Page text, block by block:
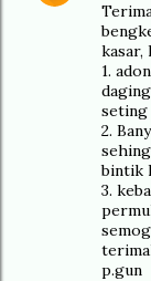
kasar,
1.
seting
2.
bintik
3.
p.gun